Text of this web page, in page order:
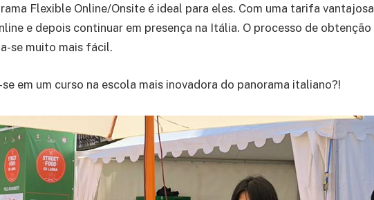
Flexible Online/Onsite é ideal para eles. Com uma tarifa vantajosa
e depois continuar em presença na Itália. O processo de obtenção
se muito mais fácil.
em um curso na escola mais inovadora do panorama italiano?!